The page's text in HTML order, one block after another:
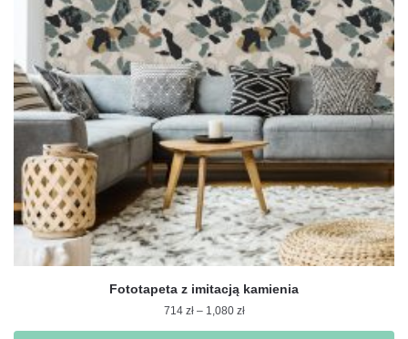
Fototapeta z imitacją kamienia
714 zł – 1,080 złZakres